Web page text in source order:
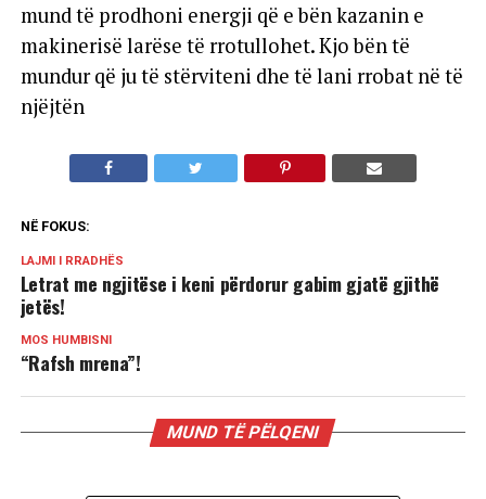
mund të prodhoni energji që e bën kazanin e
makinerisë larëse të rrotullohet. Kjo bën të
mundur që ju të stërviteni dhe të lani rrobat në të
njëjtën
NË FOKUS:
LAJMI I RRADHËS
Letrat me ngjitëse i keni përdorur gabim gjatë gjithë
jetës!
MOS HUMBISNI
“Rafsh mrena”!
MUND TË PËLQENI